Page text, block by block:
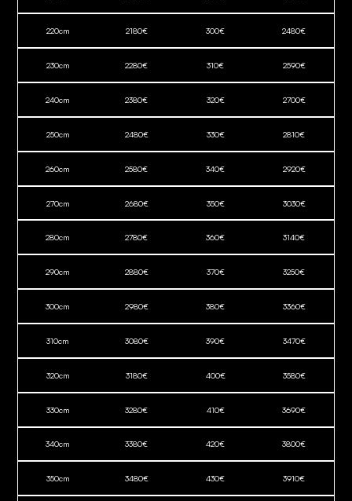
220cm 2180€ 300€ 2480€
230cm 2280€ 310€ 2590€
240cm 2380€ 320€ 2700€
250cm 2480€ 330€ 2810€
260cm 2580€ 340€ 2920€
270cm 2680€ 350€ 3030€
280cm 2780€ 360€ 3140€
290cm 2880€ 370€ 3250€
300cm 2980€ 380€ 3360€
310cm 3080€ 390€ 3470€
320cm 3180€ 400€ 3580€
330cm 3280€ 410€ 3690€
340cm 3380€ 420€ 3800€
350cm 3480€ 430€ 3910€